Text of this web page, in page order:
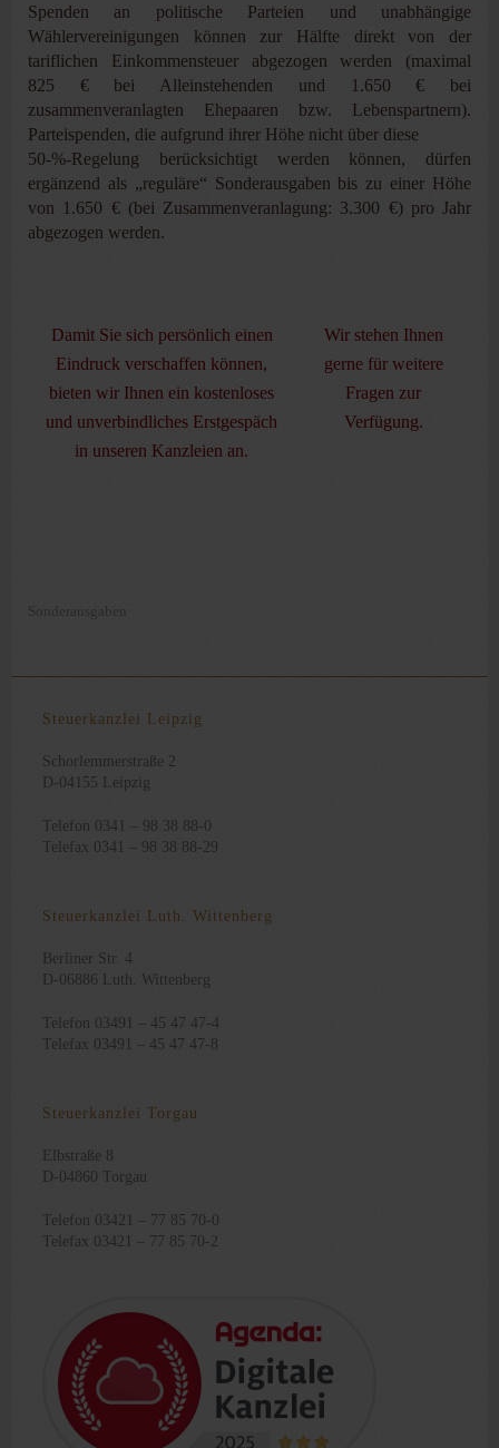
Spenden an politische Parteien und unabhängige
Wählervereinigungen können zur Hälfte direkt von der
tariflichen Einkommensteuer abgezogen werden (maximal
825 € bei Alleinstehenden und 1.650 € bei
zusammenveranlagten Ehepaaren bzw. Lebenspartnern).
Parteispenden, die aufgrund ihrer Höhe nicht über diese
50-%-Regelung berücksichtigt werden können, dürfen
ergänzend als „reguläre“ Sonderausgaben bis zu einer Höhe
von 1.650 € (bei Zusammenveranlagung: 3.300 €) pro Jahr
abgezogen werden.
Damit Sie sich persönlich einen
Eindruck verschaffen können,
bieten wir Ihnen ein kostenloses
und unverbindliches Erstgespäch
in unseren Kanzleien an.
Wir stehen Ihnen
gerne für weitere
Fragen zur
Verfügung.
Sonderausgaben
Steuerkanzlei Leipzig
Schorlemmerstraße 2
D-04155 Leipzig
Telefon 0341 – 98 38 88-0
Telefax 0341 – 98 38 88-29
Steuerkanzlei Luth. Wittenberg
Berliner Str. 4
D-06886 Luth. Wittenberg
Telefon 03491 – 45 47 47-4
Telefax 03491 – 45 47 47-8
Steuerkanzlei Torgau
Elbstraße 8
D-04860 Torgau
Telefon 03421 – 77 85 70-0
Telefax 03421 – 77 85 70-2